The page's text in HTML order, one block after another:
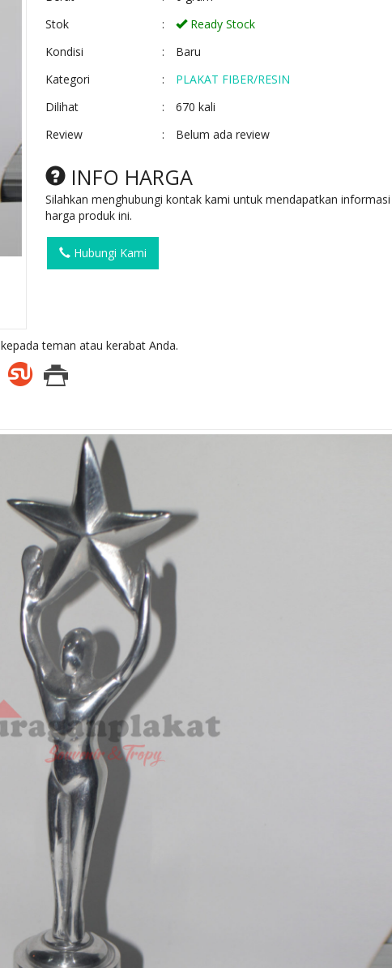
Stok
:
Ready Stock
Kondisi
:
Baru
Kategori
:
PLAKAT FIBER/RESIN
Dilihat
:
670 kali
Review
: Belum ada review
INFO HARGA
Silahkan menghubungi kontak kami untuk mendapatkan informasi
harga produk ini.
Hubungi Kami
kepada teman atau kerabat Anda.
PLAKAT FIBER R10
SKU: R10